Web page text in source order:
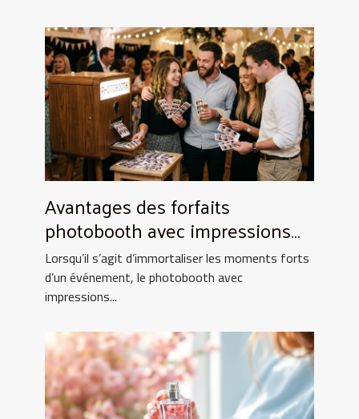
Avantages des forfaits
photobooth avec impressions
illimitées
Lorsqu’il s’agit d’immortaliser les moments forts
d’un événement, le photobooth avec
impressions...